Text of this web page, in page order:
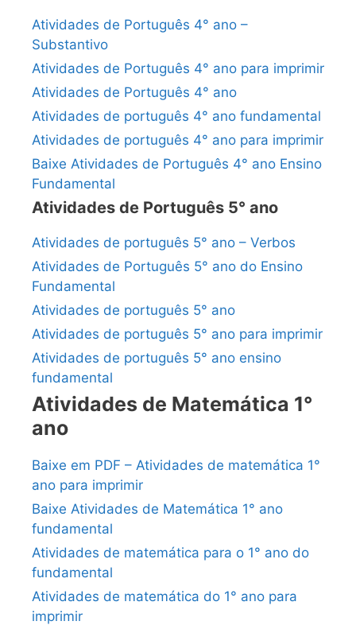
Atividades de Português 4° ano –
Substantivo
Atividades de Português 4° ano para imprimir
Atividades de Português 4° ano
Atividades de português 4° ano fundamental
Atividades de português 4° ano para imprimir
Baixe Atividades de Português 4° ano Ensino
Fundamental
Atividades de Português 5° ano
Atividades de português 5° ano – Verbos
Atividades de Português 5° ano do Ensino
Fundamental
Atividades de português 5° ano
Atividades de português 5° ano para imprimir
Atividades de português 5° ano ensino
fundamental
Atividades de Matemática 1°
ano
Baixe em PDF – Atividades de matemática 1°
ano para imprimir
Baixe Atividades de Matemática 1° ano
fundamental
Atividades de matemática para o 1° ano do
fundamental
Atividades de matemática do 1° ano para
imprimir